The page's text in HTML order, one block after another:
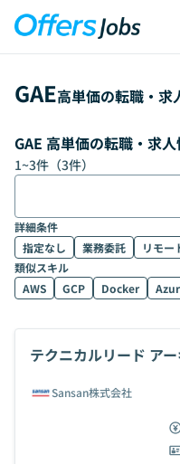
GAE高単価の転職・求
GAE 高単価の転職・求
1~3件（3件）
詳細条件
指定なし
業務委託 リモー
類似スキル
AWS
GCP Docker
テクニカルリード ア
Sansan株式会社